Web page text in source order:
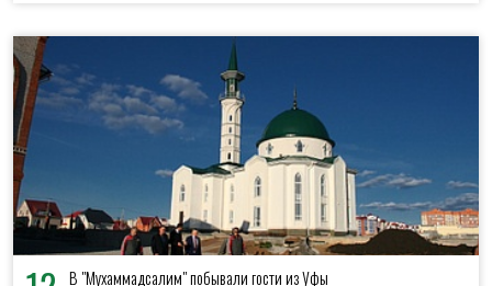
В "Мухаммадсалим" побывали гости из Уфы